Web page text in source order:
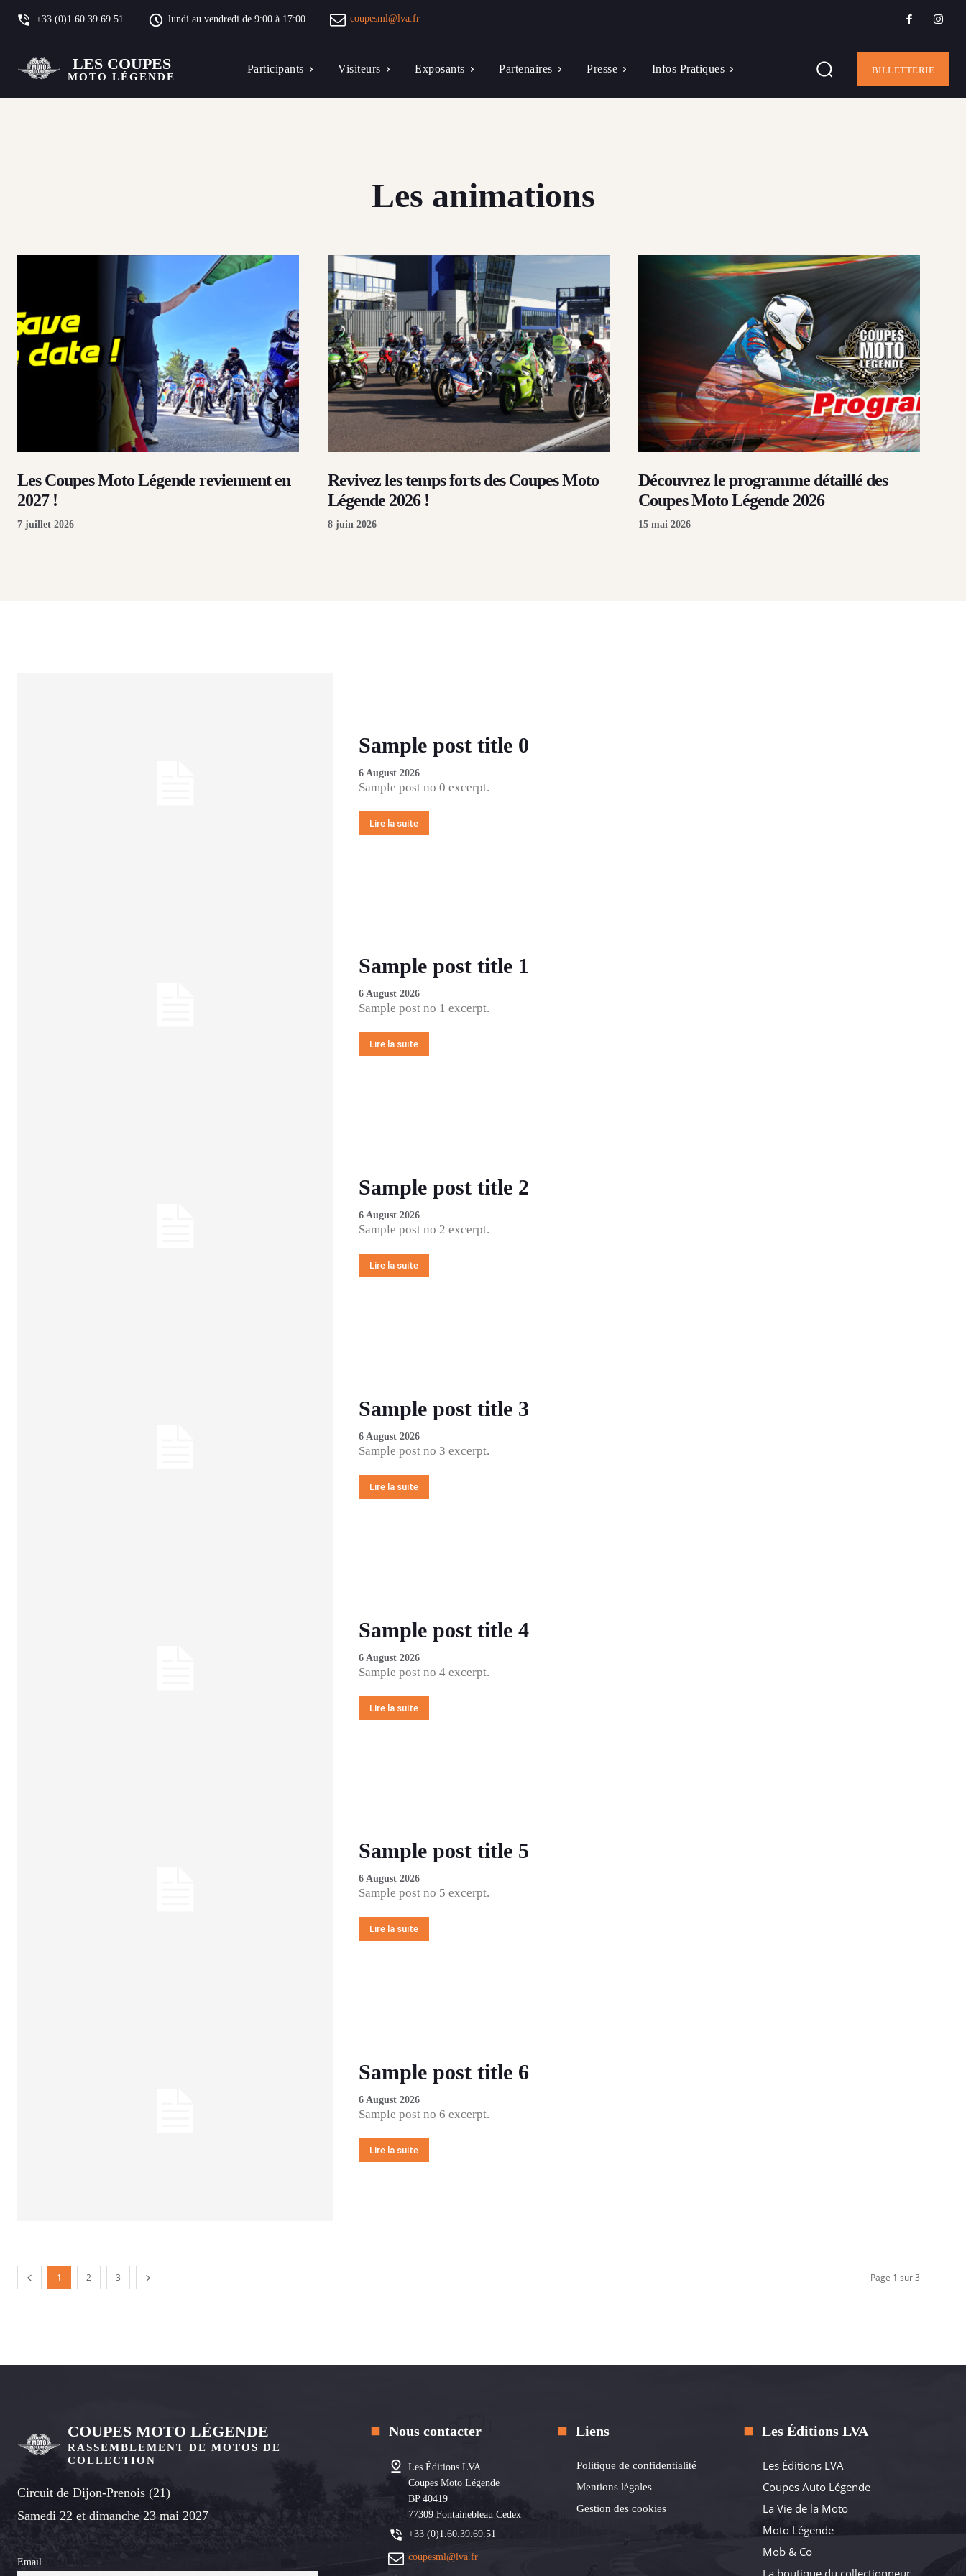
+33 (0)1.60.39.69.51 lundi au vendredi de 9:00 à 17:00 coupesml@lva.fr
LES COUPES
MOTO LÉGENDE
Participants Visiteurs Exposants Partenaires Presse Infos Pratiques BILLETTERIE
Les animations
Les Coupes Moto Légende reviennent en
2027 !
7 juillet 2026
Revivez les temps forts des Coupes Moto
Légende 2026 !
8 juin 2026
Découvrez le programme détaillé des
Coupes Moto Légende 2026
15 mai 2026
Sample post title 0
6 August 2026
Sample post no 0 excerpt.
Lire la suite
Sample post title 1
6 August 2026
Sample post no 1 excerpt.
Lire la suite
Sample post title 2
6 August 2026
Sample post no 2 excerpt.
Lire la suite
Sample post title 3
6 August 2026
Sample post no 3 excerpt.
Lire la suite
Sample post title 4
6 August 2026
Sample post no 4 excerpt.
Lire la suite
Sample post title 5
6 August 2026
Sample post no 5 excerpt.
Lire la suite
Sample post title 6
6 August 2026
Sample post no 6 excerpt.
Lire la suite
1 2 3 Page 1 sur 3
COUPES MOTO LÉGENDE
RASSEMBLEMENT DE MOTOS DE
COLLECTION
Circuit de Dijon-Prenois (21)
Samedi 22 et dimanche 23 mai 2027
Email
Nous contacter
Les Éditions LVA
Coupes Moto Légende
BP 40419
77309 Fontainebleau Cedex
+33 (0)1.60.39.69.51
coupesml@lva.fr
Liens
Politique de confidentialité
Mentions légales
Gestion des cookies
Les Éditions LVA
Les Éditions LVA
Coupes Auto Légende
La Vie de la Moto
Moto Légende
Mob & Co